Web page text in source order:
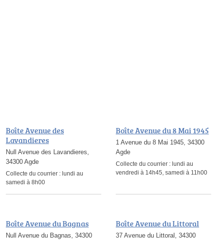
Boîte Avenue des
Lavandieres
Null Avenue des Lavandieres,
34300 Agde
Collecte du courrier : lundi au
samedi à 8h00
Boîte Avenue du 8 Mai 1945
1 Avenue du 8 Mai 1945, 34300
Agde
Collecte du courrier : lundi au
vendredi à 14h45, samedi à 11h00
Boîte Avenue du Bagnas
Null Avenue du Bagnas, 34300
Boîte Avenue du Littoral
37 Avenue du Littoral, 34300